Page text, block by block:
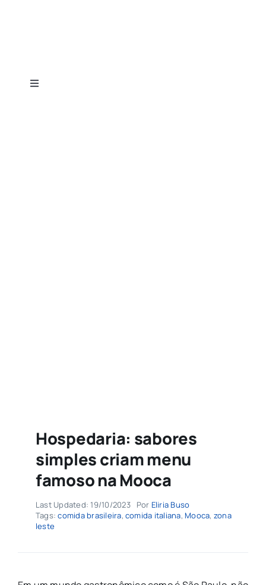
Toggle
Hospedaria: sabores
simples criam menu
famoso na Mooca
Last Updated: 19/10/2023 Por Eliria Buso
Tags:comida brasileira,comida italiana,Mooca, zona
leste